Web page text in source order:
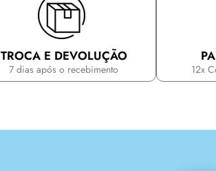
TROCA E DEVOLUÇÃO
7 dias após o recebimento 12x